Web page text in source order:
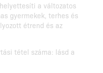
helyettesíti a változatos
gyermekek, terhes és
étrend és az
tétel száma: lásd a